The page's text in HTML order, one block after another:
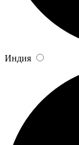
Индия